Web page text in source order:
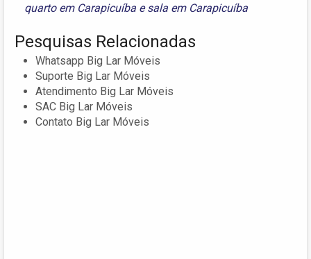
quarto em Carapicuíba esala em Carapicuíba
Pesquisas Relacionadas
Whatsapp Big Lar Móveis
Suporte Big Lar Móveis
Atendimento Big Lar Móveis
SAC Big Lar Móveis
Contato Big Lar Móveis